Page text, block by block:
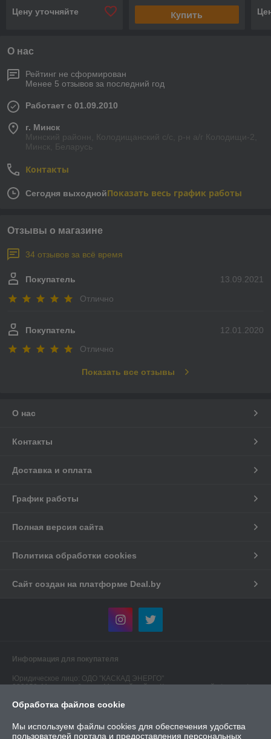
Цену уточняйте Купить
О нас
Рейтинг не сформирован
Менее 5 отзывов за последний год
Работает с 01.09.2010
г. Минск
Минский районн, Колодищанский с/с, р-н а/г Колодищи-2,
Минск, Беларусь
Контакты
Сегодня выходнойПоказать весь график работы
Отзывы о магазине
34 отзывов за всё время
13.09.2021
Покупатель
Отлично
12.01.2020
Покупатель
Отлично
Показать все отзывы
О нас
Контакты
Доставка и оплата
График работы
Полная версия сайта
Политика обработки cookies
Сайт создан на платформе Deal.by
Информация для покупателя
Юридическое лицо: ОДО "КАСКАД ЭНЕРГО"
223050, Минская область, Минский район, Колодищанский с/с, р-н а/г
УНП: 190549474
Обработка файлов cookie
Мы используем файлы cookies для обеспечения удобства
пользователей портала и предоставления персональных